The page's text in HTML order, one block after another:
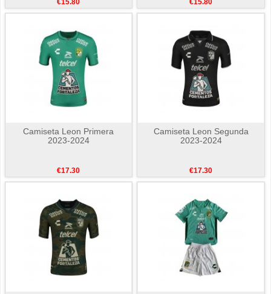
Camiseta Leon Primera
2023-2024
€17.30
Camiseta Leon Segunda
2023-2024
€17.30